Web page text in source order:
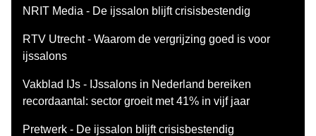
NRIT Media - De ijssalon blijft crisisbestendig
RTV Utrecht - Waarom de vergrijzing goed is voor
ijssalons
Vakblad IJs - IJssalons in Nederland bereiken
recordaantal: sector groeit met 41% in vijf jaar
Pretwerk - De ijssalon blijft crisisbestendig